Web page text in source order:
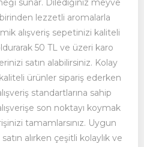
sunar. Dilediğiniz meyve
lezzetli aromalarla
alışveriş sepetinizi kaliteli
50 TL ve üzeri karo
satın alabilirsiniz. Kolay
ürünler sipariş ederken
standartlarına sahip
son noktayı koymak
tamamlarsınız. Uygun
alırken çeşitli kolaylık ve